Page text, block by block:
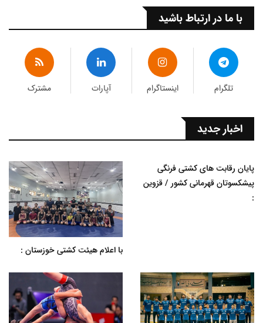
با ما در ارتباط باشید
تلگرام اینستاگرام آپارات مشترک
اخبار جدید
پایان رقابت های کشتی فرنگی
پیشکسوتان قهرمانی کشور / قزوین
:
با اعلام هیئت کشتی خوزستان :